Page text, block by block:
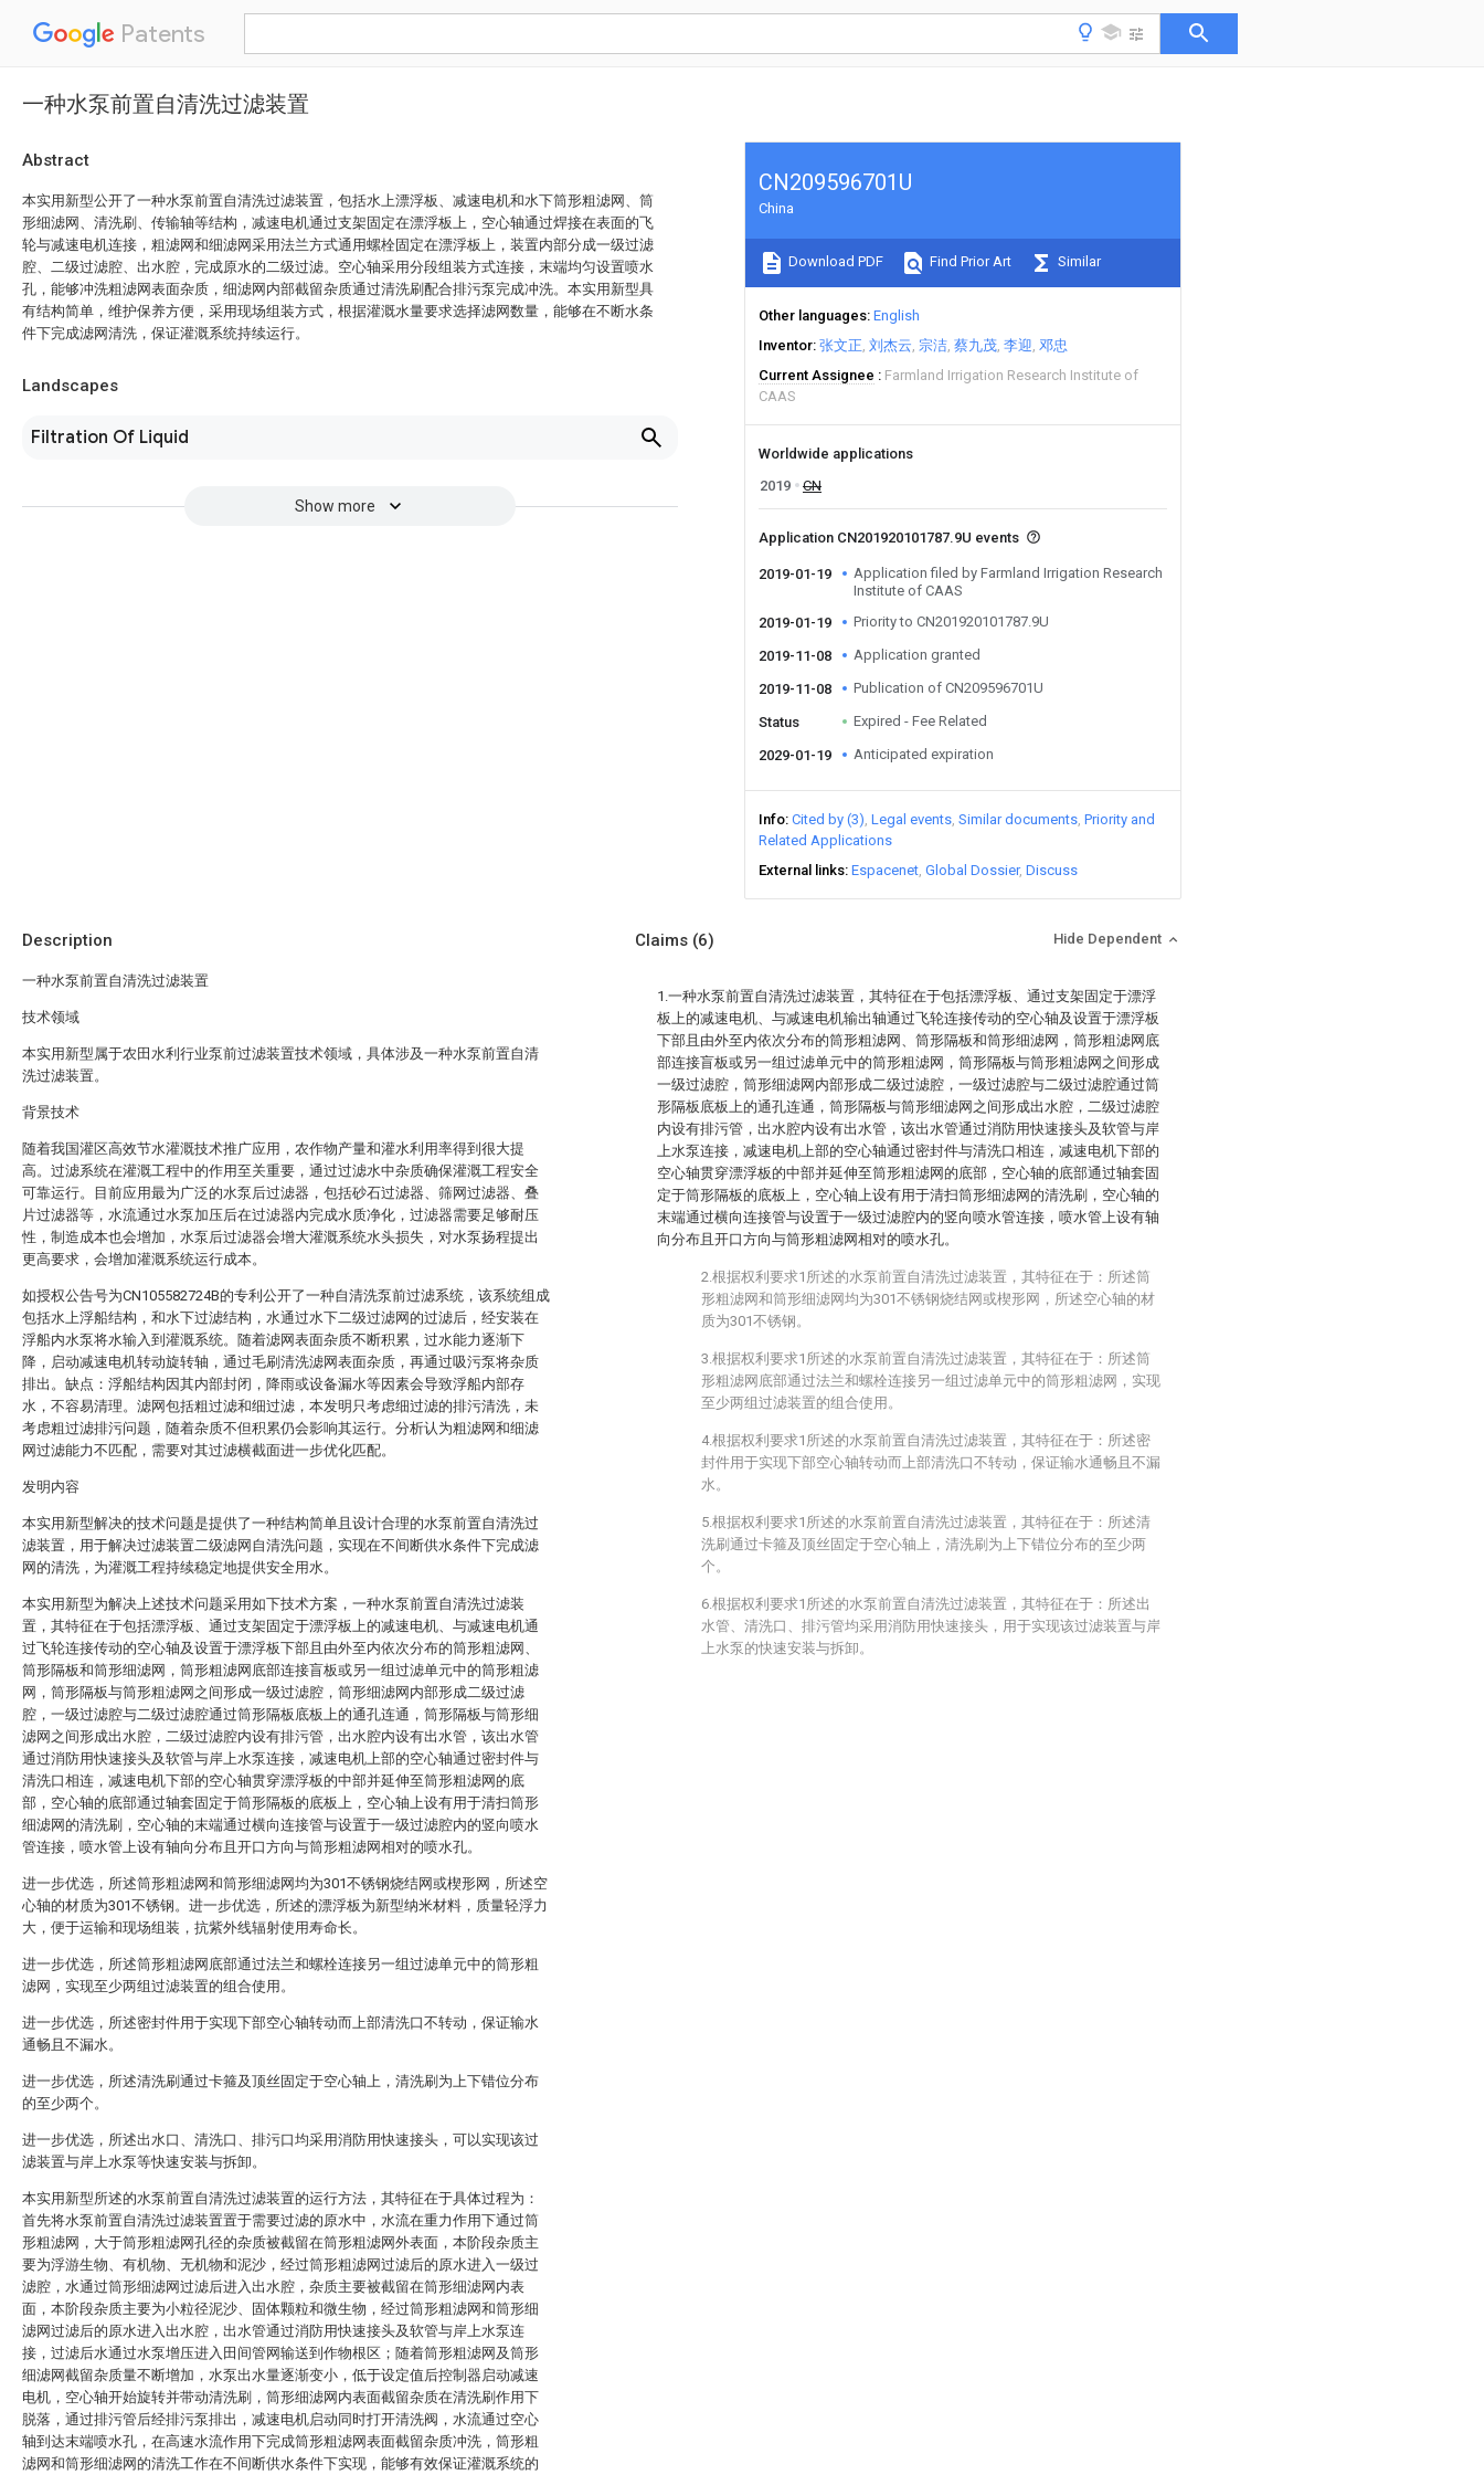
Patents
一种水泵前置自清洗过滤装置
Abstract
本实用新型公开了一种水泵前置自清洗过滤装置，包括水上漂浮板、减速电机和水下筒形粗滤网、筒
形细滤网、清洗刷、传输轴等结构，减速电机通过支架固定在漂浮板上，空心轴通过焊接在表面的飞
轮与减速电机连接，粗滤网和细滤网采用法兰方式通用螺栓固定在漂浮板上，装置内部分成一级过滤
腔、二级过滤腔、出水腔，完成原水的二级过滤。空心轴采用分段组装方式连接，末端均匀设置喷水
孔，能够冲洗粗滤网表面杂质，细滤网内部截留杂质通过清洗刷配合排污泵完成冲洗。本实用新型具
有结构简单，维护保养方便，采用现场组装方式，根据灌溉水量要求选择滤网数量，能够在不断水条
件下完成滤网清洗，保证灌溉系统持续运行。
Landscapes
Filtration Of Liquid
Show more
CN209596701U
China
Download PDF Find Prior Art Similar
Other languages English
Inventor 张文正 刘杰云 宗洁 蔡九茂 李迎 邓忠
Current Assignee
Farmland Irrigation Research Institute of
CAAS
Worldwide applications
2019
CN
Application CN201920101787.9U events
2019-01-19
Application filed by Farmland Irrigation Research
Institute of CAAS
2019-01-19
Priority to CN201920101787.9U
2019-11-08 Application granted
2019-11-08 Publication of CN209596701U
Status Expired - Fee Related
2029-01-19 Anticipated expiration
Info Cited by (3) Legal events Similar documents Priority and
Related Applications
External links Espacenet Global Dossier Discuss
Description
一种水泵前置自清洗过滤装置
技术领域
本实用新型属于农田水利行业泵前过滤装置技术领域，具体涉及一种水泵前置自清
洗过滤装置。
背景技术
随着我国灌区高效节水灌溉技术推广应用，农作物产量和灌水利用率得到很大提
高。过滤系统在灌溉工程中的作用至关重要，通过过滤水中杂质确保灌溉工程安全
可靠运行。目前应用最为广泛的水泵后过滤器，包括砂石过滤器、筛网过滤器、叠
片过滤器等，水流通过水泵加压后在过滤器内完成水质净化，过滤器需要足够耐压
性，制造成本也会增加，水泵后过滤器会增大灌溉系统水头损失，对水泵扬程提出
更高要求，会增加灌溉系统运行成本。
如授权公告号为CN105582724B的专利公开了一种自清洗泵前过滤系统，该系统组成
包括水上浮船结构，和水下过滤结构，水通过水下二级过滤网的过滤后，经安装在
浮船内水泵将水输入到灌溉系统。随着滤网表面杂质不断积累，过水能力逐渐下
降，启动减速电机转动旋转轴，通过毛刷清洗滤网表面杂质，再通过吸污泵将杂质
排出。缺点：浮船结构因其内部封闭，降雨或设备漏水等因素会导致浮船内部存
水，不容易清理。滤网包括粗过滤和细过滤，本发明只考虑细过滤的排污清洗，未
考虑粗过滤排污问题，随着杂质不但积累仍会影响其运行。分析认为粗滤网和细滤
网过滤能力不匹配，需要对其过滤横截面进一步优化匹配。
发明内容
本实用新型解决的技术问题是提供了一种结构简单且设计合理的水泵前置自清洗过
滤装置，用于解决过滤装置二级滤网自清洗问题，实现在不间断供水条件下完成滤
网的清洗，为灌溉工程持续稳定地提供安全用水。
本实用新型为解决上述技术问题采用如下技术方案，一种水泵前置自清洗过滤装
置，其特征在于包括漂浮板、通过支架固定于漂浮板上的减速电机、与减速电机通
过飞轮连接传动的空心轴及设置于漂浮板下部且由外至内依次分布的筒形粗滤网、
筒形隔板和筒形细滤网，筒形粗滤网底部连接盲板或另一组过滤单元中的筒形粗滤
网，筒形隔板与筒形粗滤网之间形成一级过滤腔，筒形细滤网内部形成二级过滤
腔，一级过滤腔与二级过滤腔通过筒形隔板底板上的通孔连通，筒形隔板与筒形细
滤网之间形成出水腔，二级过滤腔内设有排污管，出水腔内设有出水管，该出水管
通过消防用快速接头及软管与岸上水泵连接，减速电机上部的空心轴通过密封件与
清洗口相连，减速电机下部的空心轴贯穿漂浮板的中部并延伸至筒形粗滤网的底
部，空心轴的底部通过轴套固定于筒形隔板的底板上，空心轴上设有用于清扫筒形
细滤网的清洗刷，空心轴的末端通过横向连接管与设置于一级过滤腔内的竖向喷水
管连接，喷水管上设有轴向分布且开口方向与筒形粗滤网相对的喷水孔。
进一步优选，所述筒形粗滤网和筒形细滤网均为301不锈钢烧结网或楔形网，所述空
心轴的材质为301不锈钢。进一步优选，所述的漂浮板为新型纳米材料，质量轻浮力
大，便于运输和现场组装，抗紫外线辐射使用寿命长。
进一步优选，所述筒形粗滤网底部通过法兰和螺栓连接另一组过滤单元中的筒形粗
滤网，实现至少两组过滤装置的组合使用。
进一步优选，所述密封件用于实现下部空心轴转动而上部清洗口不转动，保证输水
通畅且不漏水。
进一步优选，所述清洗刷通过卡箍及顶丝固定于空心轴上，清洗刷为上下错位分布
的至少两个。
进一步优选，所述出水口、清洗口、排污口均采用消防用快速接头，可以实现该过
滤装置与岸上水泵等快速安装与拆卸。
本实用新型所述的水泵前置自清洗过滤装置的运行方法，其特征在于具体过程为：
首先将水泵前置自清洗过滤装置置于需要过滤的原水中，水流在重力作用下通过筒
形粗滤网，大于筒形粗滤网孔径的杂质被截留在筒形粗滤网外表面，本阶段杂质主
要为浮游生物、有机物、无机物和泥沙，经过筒形粗滤网过滤后的原水进入一级过
滤腔，水通过筒形细滤网过滤后进入出水腔，杂质主要被截留在筒形细滤网内表
面，本阶段杂质主要为小粒径泥沙、固体颗粒和微生物，经过筒形粗滤网和筒形细
滤网过滤后的原水进入出水腔，出水管通过消防用快速接头及软管与岸上水泵连
接，过滤后水通过水泵增压进入田间管网输送到作物根区；随着筒形粗滤网及筒形
细滤网截留杂质量不断增加，水泵出水量逐渐变小，低于设定值后控制器启动减速
电机，空心轴开始旋转并带动清洗刷，筒形细滤网内表面截留杂质在清洗刷作用下
脱落，通过排污管后经排污泵排出，减速电机启动同时打开清洗阀，水流通过空心
轴到达末端喷水孔，在高速水流作用下完成筒形粗滤网表面截留杂质冲洗，筒形粗
滤网和筒形细滤网的清洗工作在不间断供水条件下实现，能够有效保证灌溉系统的
Claims (6) Hide Dependent
1.一种水泵前置自清洗过滤装置，其特征在于包括漂浮板、通过支架固定于漂浮
板上的减速电机、与减速电机输出轴通过飞轮连接传动的空心轴及设置于漂浮板
下部且由外至内依次分布的筒形粗滤网、筒形隔板和筒形细滤网，筒形粗滤网底
部连接盲板或另一组过滤单元中的筒形粗滤网，筒形隔板与筒形粗滤网之间形成
一级过滤腔，筒形细滤网内部形成二级过滤腔，一级过滤腔与二级过滤腔通过筒
形隔板底板上的通孔连通，筒形隔板与筒形细滤网之间形成出水腔，二级过滤腔
内设有排污管，出水腔内设有出水管，该出水管通过消防用快速接头及软管与岸
上水泵连接，减速电机上部的空心轴通过密封件与清洗口相连，减速电机下部的
空心轴贯穿漂浮板的中部并延伸至筒形粗滤网的底部，空心轴的底部通过轴套固
定于筒形隔板的底板上，空心轴上设有用于清扫筒形细滤网的清洗刷，空心轴的
末端通过横向连接管与设置于一级过滤腔内的竖向喷水管连接，喷水管上设有轴
向分布且开口方向与筒形粗滤网相对的喷水孔。
2.根据权利要求1所述的水泵前置自清洗过滤装置，其特征在于：所述筒
形粗滤网和筒形细滤网均为301不锈钢烧结网或楔形网，所述空心轴的材
质为301不锈钢。
3.根据权利要求1所述的水泵前置自清洗过滤装置，其特征在于：所述筒
形粗滤网底部通过法兰和螺栓连接另一组过滤单元中的筒形粗滤网，实现
至少两组过滤装置的组合使用。
4.根据权利要求1所述的水泵前置自清洗过滤装置，其特征在于：所述密
封件用于实现下部空心轴转动而上部清洗口不转动，保证输水通畅且不漏
水。
5.根据权利要求1所述的水泵前置自清洗过滤装置，其特征在于：所述清
洗刷通过卡箍及顶丝固定于空心轴上，清洗刷为上下错位分布的至少两
个。
6.根据权利要求1所述的水泵前置自清洗过滤装置，其特征在于：所述出
水管、清洗口、排污管均采用消防用快速接头，用于实现该过滤装置与岸
上水泵的快速安装与拆卸。